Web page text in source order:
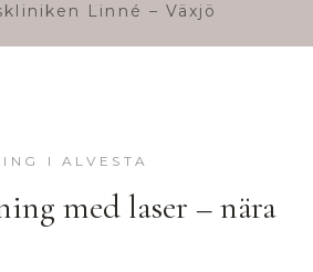
Linné – Växjö
I ALVESTA
med laser – nära